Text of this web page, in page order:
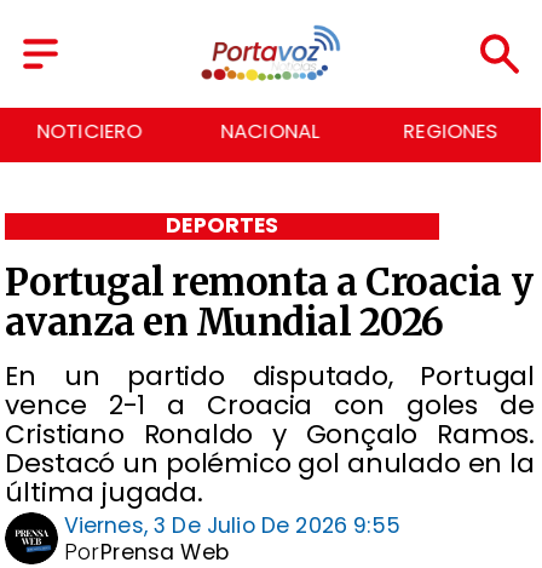
NOTICIERO NACIONAL REGIONES
Portugal remonta a Croacia y
avanza en Mundial 2026
En un partido disputado, Portugal
vence 2-1 a Croacia con goles de
Cristiano Ronaldo y Gonçalo Ramos.
Destacó un polémico gol anulado en la
última jugada.
DEPORTES
Viernes, 3 De Julio De 2026 9:55
Prensa Web
Por